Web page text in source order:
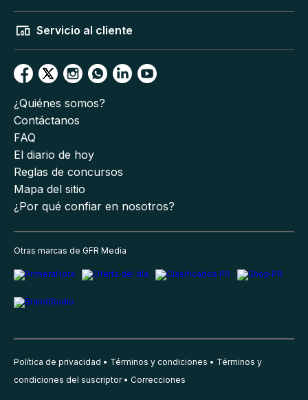
Servicio al cliente
¿Quiénes somos?
Contáctanos
FAQ
El diario de hoy
Reglas de concursos
Mapa del sitio
¿Por qué confiar en nosotros?
Otras marcas de GFR Media
Política de privacidad Términos y condiciones
Términos y
condiciones del suscriptor
Correcciones